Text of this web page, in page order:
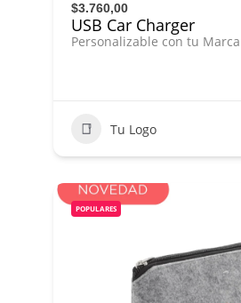
$3.760,00
USB Car Charger
Personalizable con tu
Tu Logo
POPULARES